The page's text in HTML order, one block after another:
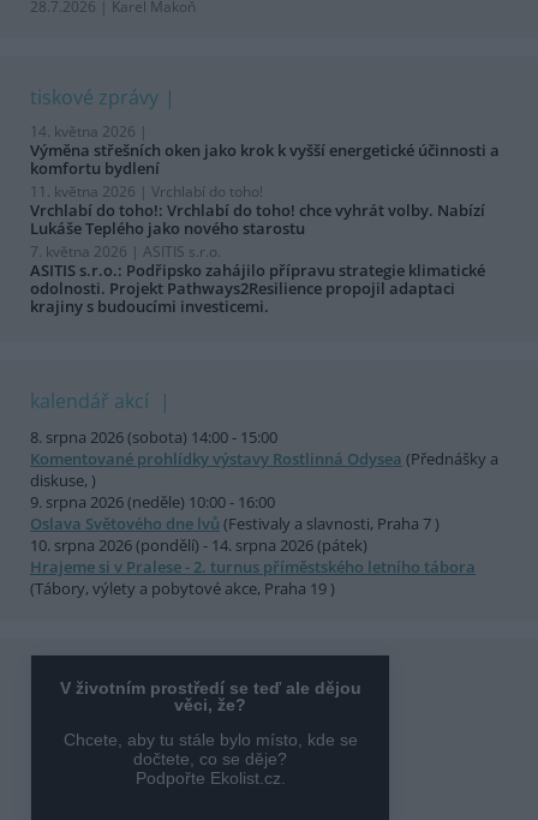
28.7.2026 | Karel Makoň
tiskové zprávy
14. května 2026 |
Výměna střešních oken jako krok k vyšší energetické účinnosti a
komfortu bydlení
11. května 2026 | Vrchlabí do toho!
Vrchlabí do toho!: Vrchlabí do toho! chce vyhrát volby. Nabízí
Lukáše Teplého jako nového starostu
7. května 2026 | ASITIS s.r.o.
ASITIS s.r.o.: Podřipsko zahájilo přípravu strategie klimatické
odolnosti. Projekt Pathways2Resilience propojil adaptaci
krajiny s budoucími investicemi.
kalendář akcí
8. srpna 2026 (sobota) 14:00 - 15:00
Komentované prohlídky výstavy Rostlinná Odysea (Přednášky a
diskuse, )
9. srpna 2026 (neděle) 10:00 - 16:00
Oslava Světového dne lvů (Festivaly a slavnosti, Praha 7 )
10. srpna 2026 (pondělí) - 14. srpna 2026 (pátek)
Hrajeme si v Pralese - 2. turnus příměstského letního tábora
(Tábory, výlety a pobytové akce, Praha 19 )